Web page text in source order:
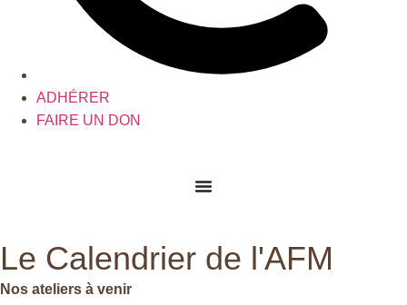
ADHÉRER
FAIRE UN DON
Le Calendrier de l'AFM
Nos ateliers à venir